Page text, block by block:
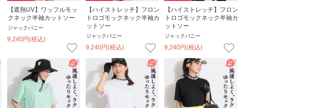
【遮熱UV】ワッフルモッ
クネック半袖カットソー
ジャックバニー
9,240円(税込)
【ハイストレッチ】フロン
トロゴモックネック半袖カ
ットソー
ジャックバニー
9,240円(税込)
【ハイストレッチ】フロン
トロゴモックネック半袖カ
ットソー
ジャックバニー
9,240円(税込)